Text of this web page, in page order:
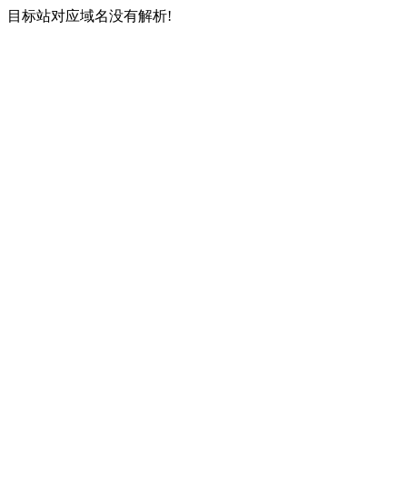
目标站对应域名没有解析!